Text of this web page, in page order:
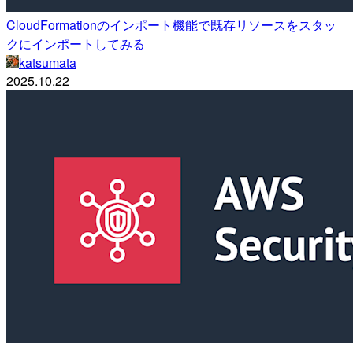
CloudFormationのインポート機能で既存リソースをスタッ
クにインポートしてみる
katsumata
2025.10.22